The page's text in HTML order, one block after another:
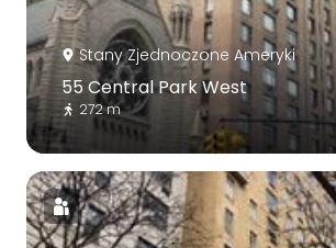
Stany Zjednoczone Ameryki
55 Central Park West
272 m